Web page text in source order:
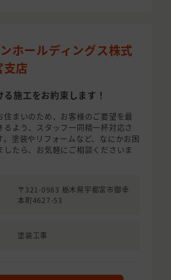
ホールディングス株式
店
る施工をお約束します！
住まいのため、お客様のご要望を最
るよう、スタッフ一同精一杯対応さ
。塗装やリフォームなど、なにかお困
したら、お気軽にご相談くださいま
〒321-0983 栃木県宇都宮市御幸
本町4627-53
塗装工事